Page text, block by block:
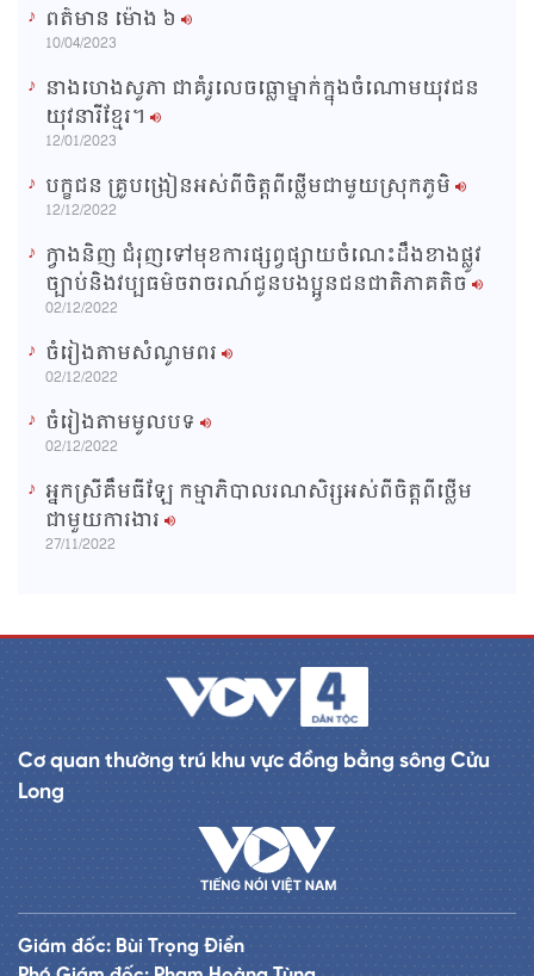
ពត៌មាន ម៉ោង​ ៦
10/04/2023
នាងហេងសូភា ជាគំរូលេចធ្លោម្នាក់ក្នុងចំណោមយុវជន
យុវនារីខ្មែរ។
12/01/2023
បក្ខជន គ្រូបង្រៀនអស់ពីចិត្តពីថ្លើមជាមួយស្រុកភូមិ
12/12/2022
ក្វាងនិញ ជំរុញទៅមុខការផ្សព្វផ្សាយចំណេះដឹងខាងផ្លូវ
ច្បាប់និងវប្បធម៌ចរាចរណ៍ជូនបងប្អូនជនជាតិភាគតិច
02/12/2022
ចំរៀងតាមសំណូមពរ
02/12/2022
ចំរៀងតាមមូលបទ
02/12/2022
អ្នកស្រីគឹមធីឡែ កម្មាភិបាលរណសិរ្សអស់ពីចិត្តពីថ្លើម
ជាមួយការងារ
27/11/2022
Cơ quan thường trú khu vực đồng bằng sông Cửu
Long
Giám đốc: Bùi Trọng Điển